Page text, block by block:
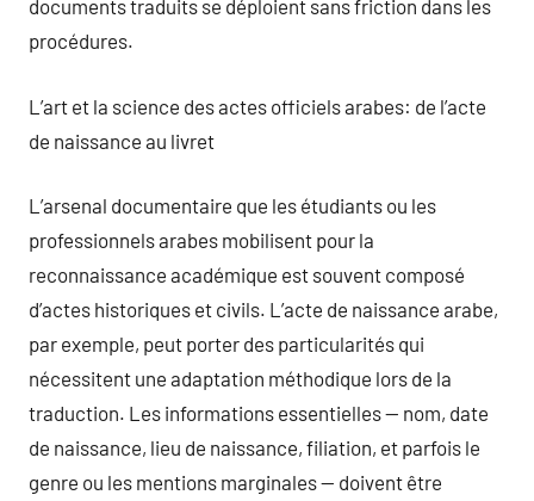
documents traduits se déploient sans friction dans les
procédures.
L’art et la science des actes officiels arabes: de l’acte
de naissance au livret
L’arsenal documentaire que les étudiants ou les
professionnels arabes mobilisent pour la
reconnaissance académique est souvent composé
d’actes historiques et civils. L’acte de naissance arabe,
par exemple, peut porter des particularités qui
nécessitent une adaptation méthodique lors de la
traduction. Les informations essentielles — nom, date
de naissance, lieu de naissance, filiation, et parfois le
genre ou les mentions marginales — doivent être